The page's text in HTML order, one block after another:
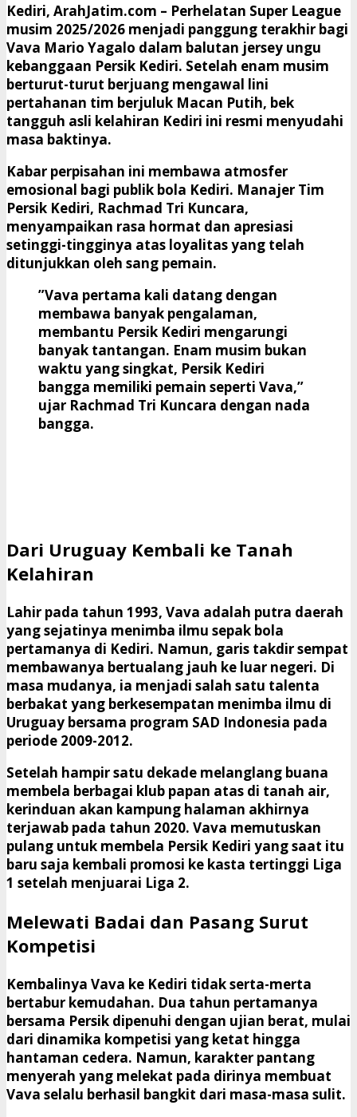
Kediri, ArahJatim.com – Perhelatan Super League
musim 2025/2026 menjadi panggung terakhir bagi
Vava Mario Yagalo dalam balutan jersey ungu
kebanggaan Persik Kediri. Setelah enam musim
berturut-turut berjuang mengawal lini
pertahanan tim berjuluk Macan Putih, bek
tangguh asli kelahiran Kediri ini resmi menyudahi
masa baktinya.
​Kabar perpisahan ini membawa atmosfer
emosional bagi publik bola Kediri. Manajer Tim
Persik Kediri, Rachmad Tri Kuncara,
menyampaikan rasa hormat dan apresiasi
setinggi-tingginya atas loyalitas yang telah
ditunjukkan oleh sang pemain.
​”Vava pertama kali datang dengan
membawa banyak pengalaman,
membantu Persik Kediri mengarungi
banyak tantangan. Enam musim bukan
waktu yang singkat, Persik Kediri
bangga memiliki pemain seperti Vava,”
ujar Rachmad Tri Kuncara dengan nada
bangga.
​Dari Uruguay Kembali ke Tanah
Kelahiran
​Lahir pada tahun 1993, Vava adalah putra daerah
yang sejatinya menimba ilmu sepak bola
pertamanya di Kediri. Namun, garis takdir sempat
membawanya bertualang jauh ke luar negeri. Di
masa mudanya, ia menjadi salah satu talenta
berbakat yang berkesempatan menimba ilmu di
Uruguay bersama program SAD Indonesia pada
periode 2009-2012.
​Setelah hampir satu dekade melanglang buana
membela berbagai klub papan atas di tanah air,
kerinduan akan kampung halaman akhirnya
terjawab pada tahun 2020. Vava memutuskan
pulang untuk membela Persik Kediri yang saat itu
baru saja kembali promosi ke kasta tertinggi Liga
1 setelah menjuarai Liga 2.
​Melewati Badai dan Pasang Surut
Kompetisi
​Kembalinya Vava ke Kediri tidak serta-merta
bertabur kemudahan. Dua tahun pertamanya
bersama Persik dipenuhi dengan ujian berat, mulai
dari dinamika kompetisi yang ketat hingga
hantaman cedera. Namun, karakter pantang
menyerah yang melekat pada dirinya membuat
Vava selalu berhasil bangkit dari masa-masa sulit.